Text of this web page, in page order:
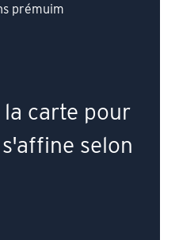
prémuim
carte pour
selon